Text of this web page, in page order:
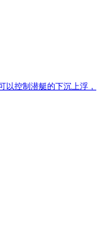
以控制潜艇的下沉上浮，